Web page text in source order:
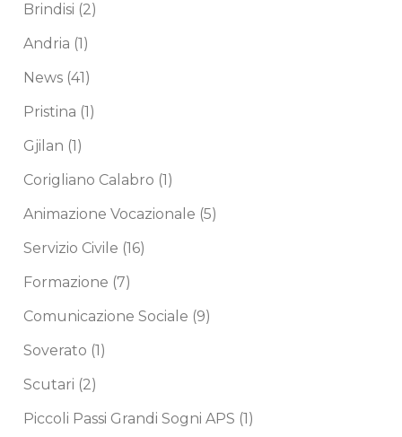
Brindisi (2)
Andria (1)
News (41)
Pristina (1)
Gjilan (1)
Corigliano Calabro (1)
Animazione Vocazionale (5)
Servizio Civile (16)
Formazione (7)
Comunicazione Sociale (9)
Soverato (1)
Scutari (2)
Piccoli Passi Grandi Sogni APS (1)